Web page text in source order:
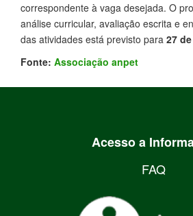
correspondente à vaga desejada. O
análise curricular, avaliação escrita e
das atividades está previsto para 27
Fonte: Associação anpet
Acesso a
FAQ